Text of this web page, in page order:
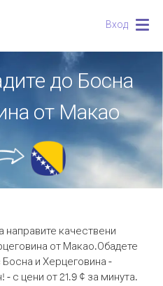
Вход
до Босна
от Макао
качествени
от Макао.Обадете
и Херцеговина -
с цени от 21.9 ¢ за минута.